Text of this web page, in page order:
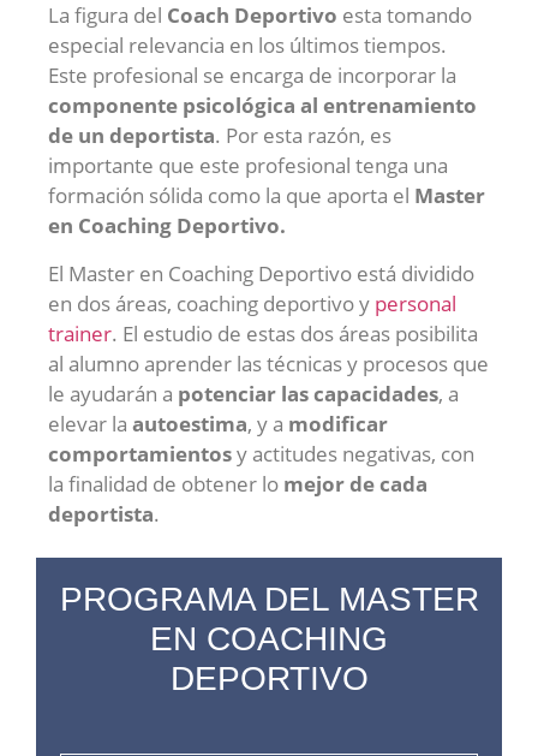
La figura del Coach Deportivo esta tomando
especial relevancia en los últimos tiempos.
Este profesional se encarga de incorporar la
componente psicológica al entrenamiento
de un deportista. Por esta razón, es
importante que este profesional tenga una
formación sólida como la que aporta el Master
en Coaching Deportivo.
El Master en Coaching Deportivo está dividido
en dos áreas, coaching deportivo y personal
trainer. El estudio de estas dos áreas posibilita
al alumnoaprender las técnicas y procesos que
le ayudarán a potenciar las capacidades, a
elevar la autoestima, y a modificar
comportamientosy actitudes negativas, con
la finalidad de obtener lo mejor de cada
deportista.
PROGRAMA DEL MASTER
EN COACHING
DEPORTIVO